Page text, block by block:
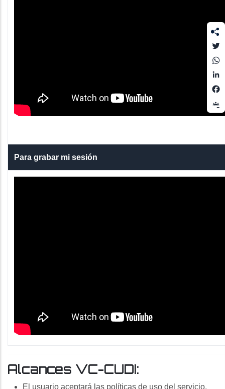
Para grabar mi sesión
Alcances VC-CUDI:
El usuario aceptará las políticas de uso del servicio.